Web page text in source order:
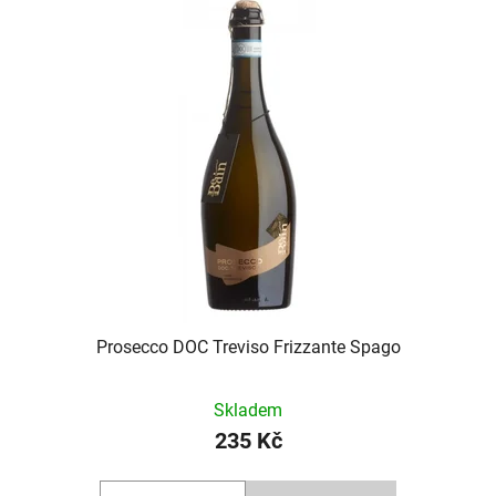
Prosecco DOC Treviso Frizzante Spago
Skladem
235 Kč